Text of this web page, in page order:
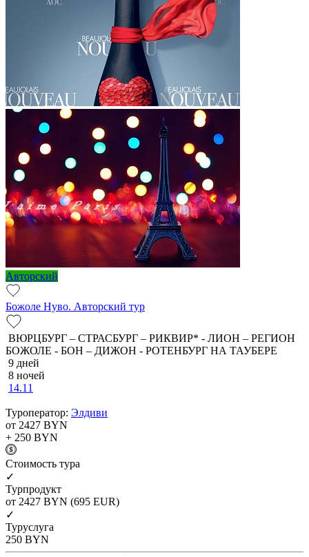
Авторский
Божоле Нуво. Авторский тур
ВЮРЦБУРГ – СТРАСБУРГ – РИКВИР* - ЛИОН – РЕГИОН
БОЖОЛЕ - БОН – ДИЖОН - РОТЕНБУРГ НА ТАУБЕРЕ
9 дней
8 ночей
14.11
Туроператор: Элдиви
от 2427 BYN
+ 250 BYN
Cтоимость тура
✓
Турпродукт
от 2427 BYN (695 EUR)
✓
Туруслуга
250 BYN